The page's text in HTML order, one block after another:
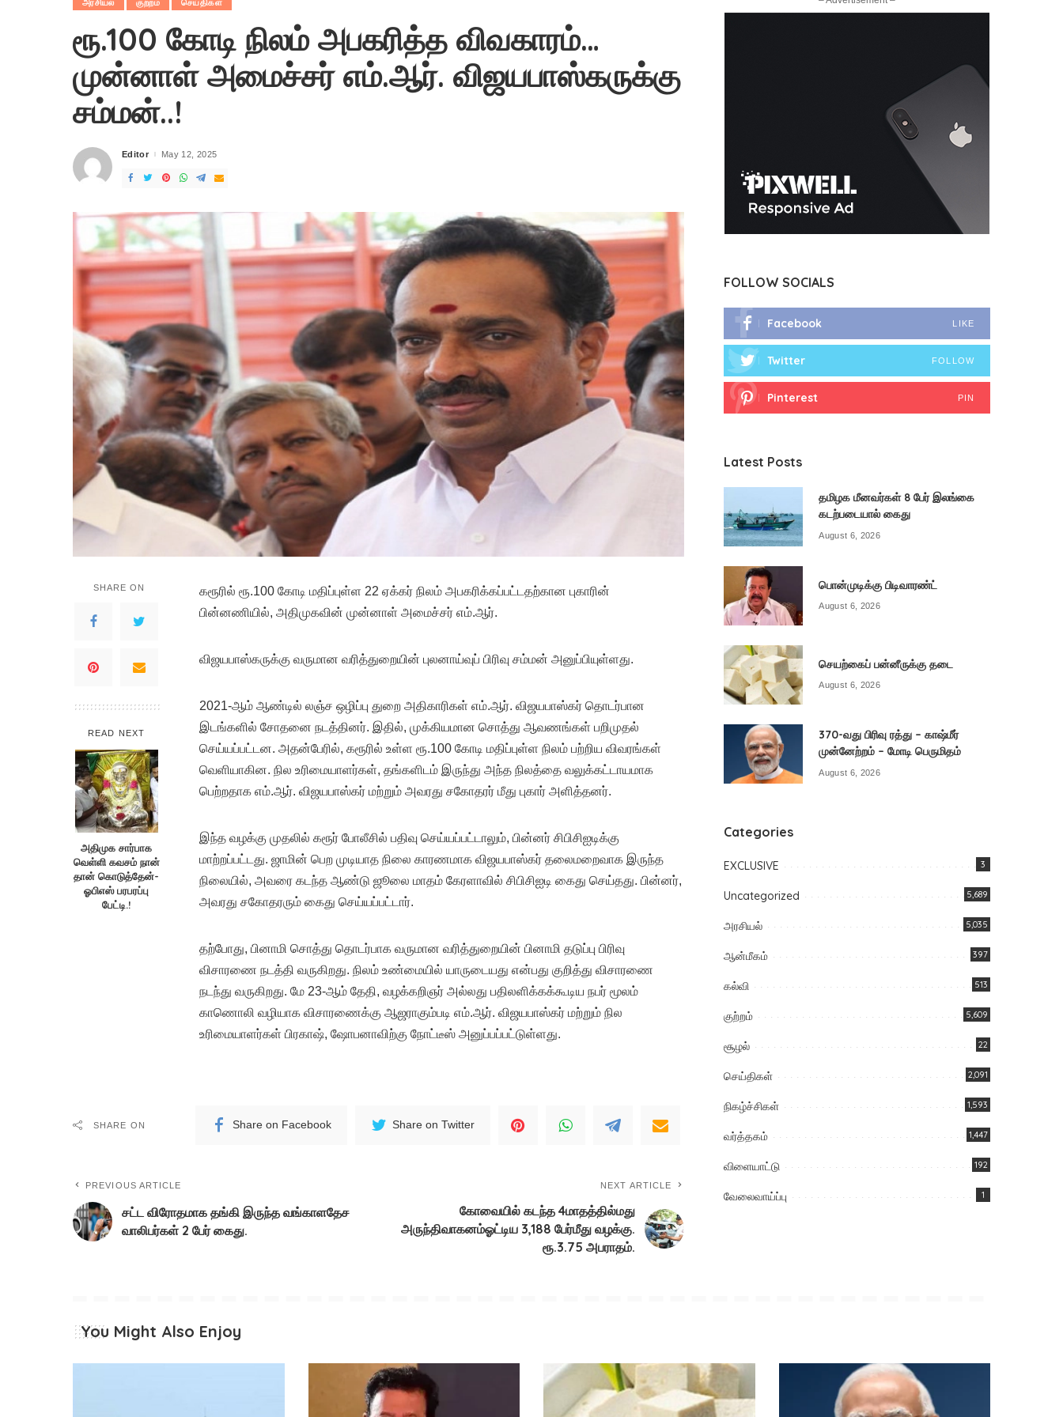
அரசியல் குற்றம் செய்திகள்
ரூ.100 கோடி நிலம் அபகரித்த விவகாரம்…
முன்னாள் அமைச்சர் எம்.ஆர். விஜயபாஸ்கருக்கு
சம்மன்..!
Posted
Editor May 12, 2025
SHARE ON
READ NEXT
அதிமுக சார்பாக
வெள்ளி கவசம் நான்
தான் கொடுத்தேன்-
ஓபிஎஸ் பரபரப்பு
பேட்டி.!
கரூரில் ரூ.100 கோடி மதிப்புள்ள 22 ஏக்கர் நிலம் அபகரிக்கப்பட்டதற்கான புகாரின்
பின்னணியில், அதிமுகவின் முன்னாள் அமைச்சர் எம்.ஆர்.
விஜயபாஸ்கருக்கு வருமான வரித்துறையின் புலனாய்வுப் பிரிவு சம்மன் அனுப்பியுள்ளது.
2021-ஆம் ஆண்டில் லஞ்ச ஒழிப்பு துறை அதிகாரிகள் எம்.ஆர். விஜயபாஸ்கர் தொடர்பான
இடங்களில் சோதனை நடத்தினர். இதில், முக்கியமான சொத்து ஆவணங்கள் பறிமுதல்
செய்யப்பட்டன. அதன்பேரில், கரூரில் உள்ள ரூ.100 கோடி மதிப்புள்ள நிலம் பற்றிய விவரங்கள்
வெளியாகின. நில உரிமையாளர்கள், தங்களிடம் இருந்து அந்த நிலத்தை வலுக்கட்டாயமாக
பெற்றதாக எம்.ஆர். விஜயபாஸ்கர் மற்றும் அவரது சகோதரர் மீது புகார் அளித்தனர்.
இந்த வழக்கு முதலில் கரூர் போலீசில் பதிவு செய்யப்பட்டாலும், பின்னர் சிபிசிஐடிக்கு
மாற்றப்பட்டது. ஜாமின் பெற முடியாத நிலை காரணமாக விஜயபாஸ்கர் தலைமறைவாக இருந்த
நிலையில், அவரை கடந்த ஆண்டு ஜூலை மாதம் கேரளாவில் சிபிசிஐடி கைது செய்தது. பின்னர்,
அவரது சகோதரரும் கைது செய்யப்பட்டார்.
தற்போது, பினாமி சொத்து தொடர்பாக வருமான வரித்துறையின் பினாமி தடுப்பு பிரிவு
விசாரணை நடத்தி வருகிறது. நிலம் உண்மையில் யாருடையது என்பது குறித்து விசாரணை
நடந்து வருகிறது. மே 23-ஆம் தேதி, வழக்கறிஞர் அல்லது பதிலளிக்கக்கூடிய நபர் மூலம்
காணொலி வழியாக விசாரணைக்கு ஆஜராகும்படி எம்.ஆர். விஜயபாஸ்கர் மற்றும் நில
உரிமையாளர்கள் பிரகாஷ், ஷோபனாவிற்கு நோட்டீஸ் அனுப்பப்பட்டுள்ளது.
SHARE ON Share on Facebook Share on Twitter
PREVIOUS ARTICLE
சட்ட விரோதமாக தங்கி இருந்த வங்காளதேச
வாலிபர்கள் 2 பேர் கைது.
NEXT ARTICLE
கோவையில் கடந்த 4மாதத்தில்மது
அருந்திவாகனம்ஓட்டிய 3,188 பேர்மீது வழக்கு.
ரூ.3.75 அபராதம்.
FOLLOW SOCIALS
Facebook LIKE
Twitter FOLLOW
Pinterest PIN
Latest Posts
தமிழக மீனவர்கள் 8 பேர் இலங்கை
கடற்படையால் கைது
August 6, 2026
பொன்முடிக்கு பிடிவாரண்ட்
August 6, 2026
செயற்கைப் பன்னீருக்கு தடை
August 6, 2026
370-வது பிரிவு ரத்து – காஷ்மீர்
முன்னேற்றம் – மோடி பெருமிதம்
August 6, 2026
Categories
EXCLUSIVE 3
Uncategorized 5,689
அரசியல் 5,035
ஆன்மீகம் 397
கல்வி 513
குற்றம் 5,609
சூழல் 22
செய்திகள் 2,091
நிகழ்ச்சிகள் 1,593
வர்த்தகம் 1,447
விளையாட்டு 192
வேலைவாய்ப்பு 1
You Might Also Enjoy